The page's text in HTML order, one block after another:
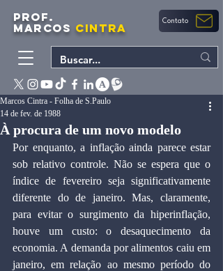
PROF.
MARCOS CINTRA Contato
À procura de um novo modelo
Marcos Cintra - Folha de S.Paulo
14 de fev. de 1988
Por enquanto, a inflação ainda parece estar
sob relativo controle. Não se espera que o
índice de fevereiro seja significativamente
diferente do de janeiro. Mas, claramente,
para evitar o surgimento da hiperinflação,
houve um custo: o desaquecimento da
economia. A demanda por alimentos caiu em
janeiro, em relação ao mesmo período do